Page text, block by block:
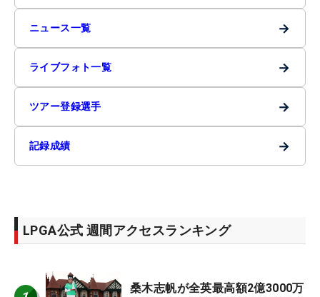
ニュース一覧 →
ライブフォト一覧 →
ツアー登録選手 →
記録成績 →
LPGA公式 週間アクセスランキング
桑木志帆が全英最高額2億3000万